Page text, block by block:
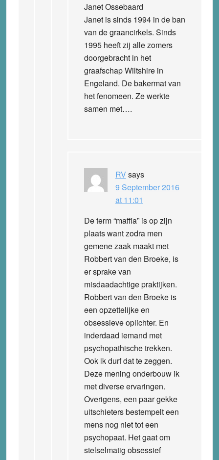
Janet Ossebaard
Janet is sinds 1994 in de ban
van de graancirkels. Sinds
1995 heeft zij alle zomers
doorgebracht in het
graafschap Wiltshire in
Engeland. De bakermat van
het fenomeen. Ze werkte
samen met….
RV says
9 September 2016
at 11:01
De term “maffia” is op zijn
plaats want zodra men
gemene zaak maakt met
Robbert van den Broeke, is
er sprake van
misdaadachtige praktijken.
Robbert van den Broeke is
een opzettelijke en
obsessieve oplichter. En
inderdaad iemand met
psychopathische trekken.
Ook ik durf dat te zeggen.
Deze mening onderbouw ik
met diverse ervaringen.
Overigens, een paar gekke
uitschieters bestempelt een
mens nog niet tot een
psychopaat. Het gaat om
stelselmatig obsessief